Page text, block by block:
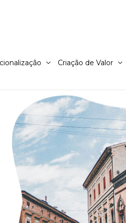
Criação de Valor